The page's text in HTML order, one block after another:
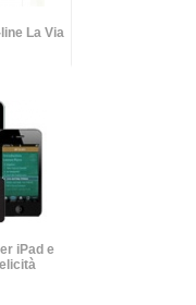
La Via
iPad e